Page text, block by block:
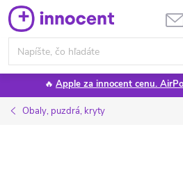
Prejsť
na
obsah
🔥 Apple za innocent cenu.
Obaly, puzdrá, kryty